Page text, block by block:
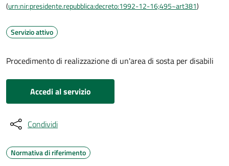
(urn:nir:presidente.repubblica:decreto:1992-12-16;495~art381)
Servizio attivo
Procedimento di realizzazione di un'area di sosta per disabili
Accedi al servizio
Condividi
Normativa di riferimento